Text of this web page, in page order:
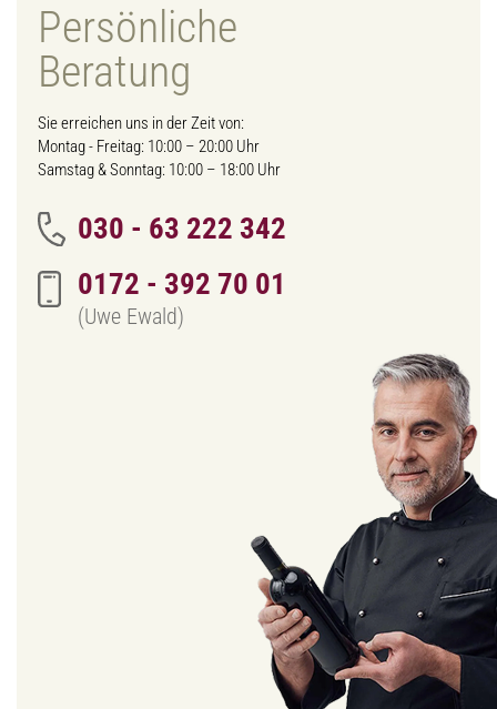
Persönliche
Beratung
Sie erreichen uns in der Zeit von:
Montag - Freitag: 10:00 – 20:00 Uhr
Samstag & Sonntag: 10:00 – 18:00 Uhr
030 - 63 222 342
0172 - 392 70 01
(Uwe Ewald)